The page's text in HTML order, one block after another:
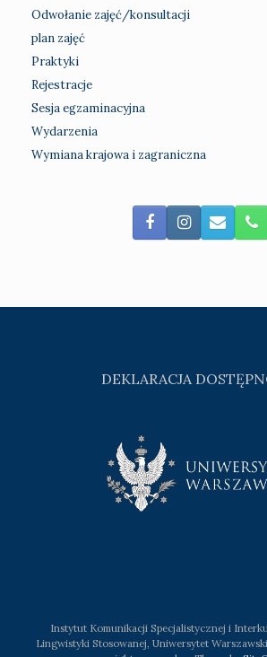
Odwołanie zajęć/konsultacji
plan zajęć
Praktyki
Rejestracje
Sesja egzaminacyjna
Wydarzenia
Wymiana krajowa i zagraniczna
DEKLARACJA
Instytut Komunikacji Specjalistycznej i
Lingwistyki Stosowanej, Uniwersytet